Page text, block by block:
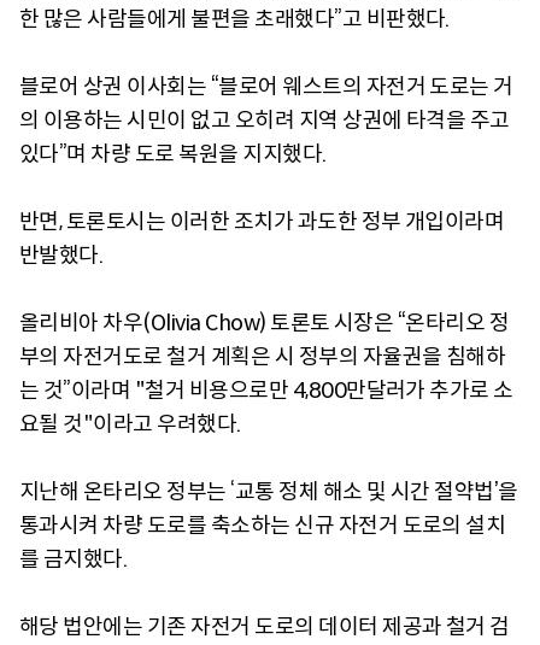
한 많은 사람들에게 불편을 초래했다”고 비판했다.
블로어 상권 이사회는 “블로어 웨스트의 자전거 도로는 거
의 이용하는 시민이 없고 오히려 지역 상권에 타격을 주고
있다”며 차량 도로 복원을 지지했다.
반면, 토론토시는 이러한 조치가 과도한 정부 개입이라며
반발했다.
올리비아 차우(Olivia Chow) 토론토 시장은 “온타리오 정
부의 자전거도로 철거 계획은 시 정부의 자율권을 침해하
는 것”이라며 "철거 비용으로만 4,800만달러가 추가로 소
요될 것"이라고 우려했다.
지난해 온타리오 정부는 ‘교통 정체 해소 및 시간 절약법’을
통과시켜 차량 도로를 축소하는 신규 자전거 도로의 설치
를 금지했다.
해당 법안에는 기존 자전거 도로의 데이터 제공과 철거 검